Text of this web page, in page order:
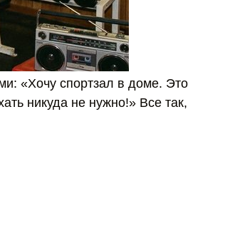
«Хочу спортзал в доме. Это
никуда не нужно!» Все так,